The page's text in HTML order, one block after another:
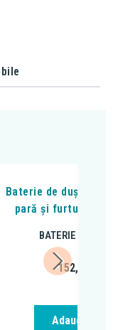
Baterie de duș,
pară și furtun,
BATERIE
152,99
Adauga in